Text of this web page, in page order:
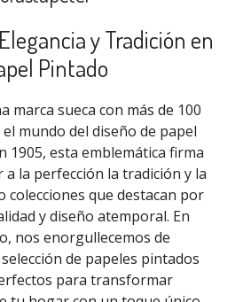
y Tradición en
Pintado
marca sueca con más de 100
mundo del diseño de papel
1905, esta emblemática firma
a la perfección la tradición y la
colecciones que destacan por
y diseño atemporal. En
nos enorgullecemos de
de papeles pintados
para transformar